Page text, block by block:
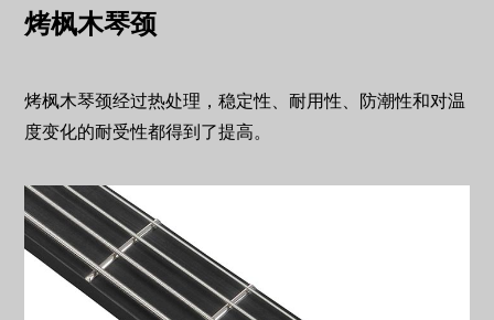
烤枫木琴颈
烤枫木琴颈经过热处理，稳定性、耐用性、防潮性和对温
度变化的耐受性都得到了提高。